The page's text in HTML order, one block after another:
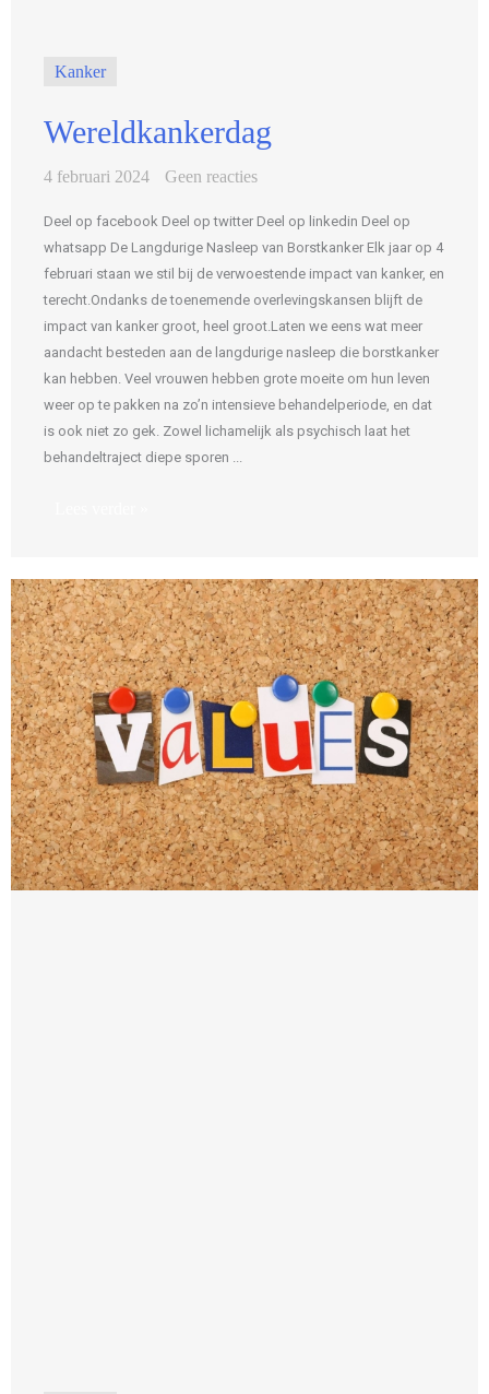
Kanker
Wereldkankerdag
4 februari 2024 Geen reacties
Deel op facebook Deel op twitter Deel op linkedin Deel op
whatsapp De Langdurige Nasleep van Borstkanker Elk jaar op 4
februari staan we stil bij de verwoestende impact van kanker, en
terecht.Ondanks de toenemende overlevingskansen blijft de
impact van kanker groot, heel groot.Laten we eens wat meer
aandacht besteden aan de langdurige nasleep die borstkanker
kan hebben. Veel vrouwen hebben grote moeite om hun leven
weer op te pakken na zo’n intensieve behandelperiode, en dat
is ook niet zo gek. Zowel lichamelijk als psychisch laat het
behandeltraject diepe sporen ...